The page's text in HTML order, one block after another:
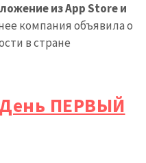
из App Store и
компания объявила о
в стране
ПЕРВЫЙ